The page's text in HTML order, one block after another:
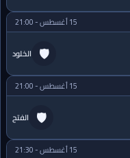
15 أغسطس - 21:00
الخلود 🛡
15 أغسطس - 21:00
الفتح 🛡
15 أغسطس - 21:30